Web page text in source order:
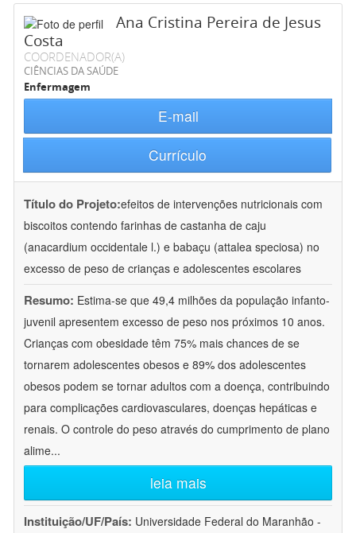
Ana Cristina Pereira de Jesus
Costa
COORDENADOR(A)
CIÊNCIAS DA SAÚDE
Enfermagem
E-mail
Currículo
Título do Projeto:efeitos de intervenções nutricionais com
biscoitos contendo farinhas de castanha de caju
(anacardium occidentale l.) e babaçu (attalea speciosa) no
excesso de peso de crianças e adolescentes escolares
Resumo: Estima-se que 49,4 milhões da população infanto-
juvenil apresentem excesso de peso nos próximos 10 anos.
Crianças com obesidade têm 75% mais chances de se
tornarem adolescentes obesos e 89% dos adolescentes
obesos podem se tornar adultos com a doença, contribuindo
para complicações cardiovasculares, doenças hepáticas e
renais. O controle do peso através do cumprimento de plano
alime...
leia mais
Instituição/UF/País: Universidade Federal do Maranhão -